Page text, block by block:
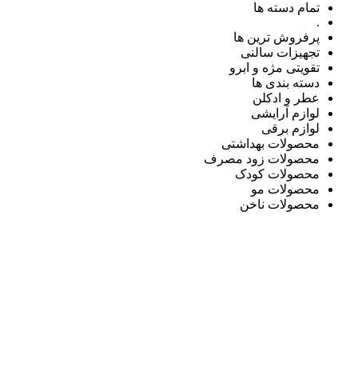
تمام دسته ها
.
پرفروش ترین ها
تجهیزات سالنی
تقویتی مژه و ابرو
دسته بندی ها
عطر و ادکلن
لوازم آرایشی
لوازم برقی
محصولات بهداشتی
محصولات زود مصرف
محصولات کودک
محصولات مو
محصولات ناخن